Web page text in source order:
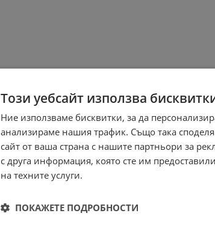
Този уебсайт използва
Ние използваме бисквитки, за да
анализираме нашия трафик. Също така
сайт от ваша страна с нашите партньори за
с друга информация, която сте им
на техните услуги.
ПОКАЖЕТЕ ПОДРОБНОСТИ